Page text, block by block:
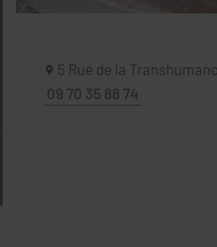
5 Rue de la
09 70 35 88 74